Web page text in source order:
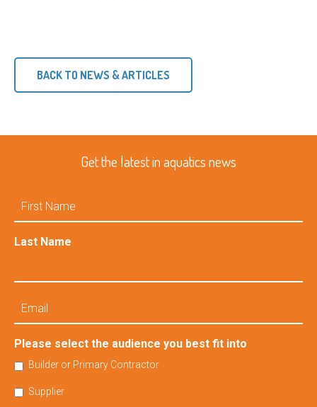
BACK TO NEWS & ARTICLES
Get the latest in aquatics news
Name
Last Name
Please select the audience you best fit into
Builder or Primary Contractor
Supplier